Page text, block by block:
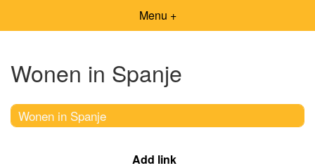
Menu +
Wonen in Spanje
Wonen in Spanje
Add link